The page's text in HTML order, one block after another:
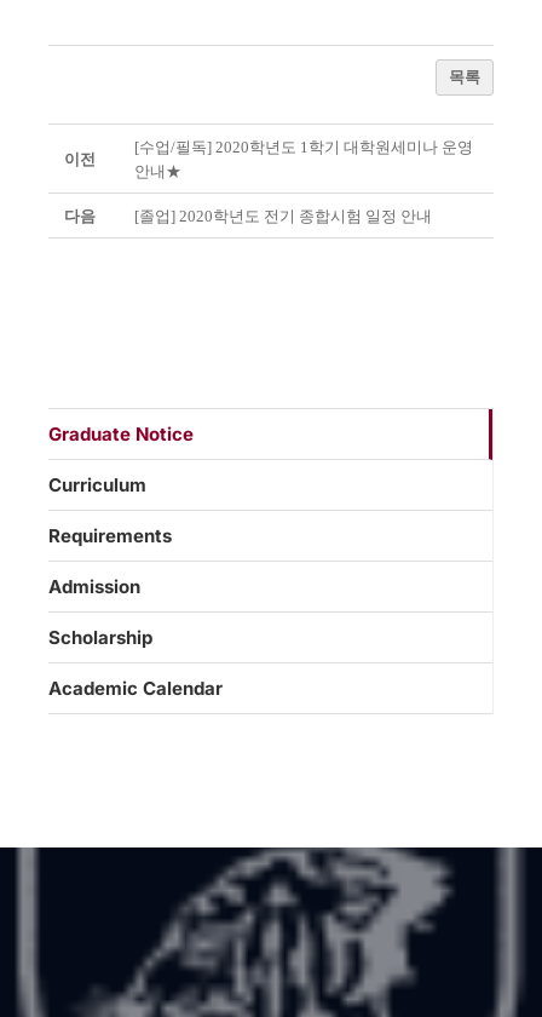
목록
이전
[수업/필독] 2020학년도 1학기 대학원세미나 운영
안내★
다음 [졸업] 2020학년도 전기 종합시험 일정 안내
Graduate Notice
Curriculum
Requirements
Admission
Scholarship
Academic Calendar